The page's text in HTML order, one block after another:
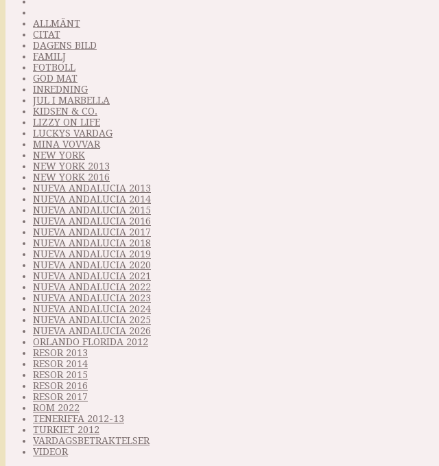
ALLMÄNT
CITAT
DAGENS BILD
FAMILJ
FOTBOLL
GOD MAT
INREDNING
JUL I MARBELLA
KIDSEN & CO.
LIZZY ON LIFE
LUCKYS VARDAG
MINA VOVVAR
NEW YORK
NEW YORK 2013
NEW YORK 2016
NUEVA ANDALUCIA 2013
NUEVA ANDALUCIA 2014
NUEVA ANDALUCIA 2015
NUEVA ANDALUCIA 2016
NUEVA ANDALUCIA 2017
NUEVA ANDALUCIA 2018
NUEVA ANDALUCIA 2019
NUEVA ANDALUCIA 2020
NUEVA ANDALUCIA 2021
NUEVA ANDALUCIA 2022
NUEVA ANDALUCIA 2023
NUEVA ANDALUCIA 2024
NUEVA ANDALUCIA 2025
NUEVA ANDALUCIA 2026
ORLANDO FLORIDA 2012
RESOR 2013
RESOR 2014
RESOR 2015
RESOR 2016
RESOR 2017
ROM 2022
TENERIFFA 2012-13
TURKIET 2012
VARDAGSBETRAKTELSER
VIDEOR